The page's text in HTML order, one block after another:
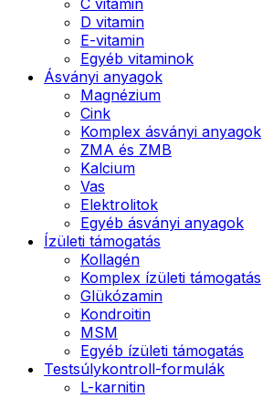
D vitamin
E-vitamin
Egyéb vitaminok
Ásványi anyagok
Magnézium
Cink
Komplex ásványi anyagok
ZMA és ZMB
Kalcium
Vas
Elektrolitok
Egyéb ásványi anyagok
Ízületi támogatás
Kollagén
Komplex ízületi támogatás
Glükózamin
Kondroitin
MSM
Egyéb ízületi támogatás
Testsúlykontroll-formulák
L-karnitin